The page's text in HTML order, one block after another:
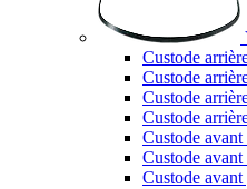
Custode
Custode
Custode
Custode
Custode
Custode
Custode avant